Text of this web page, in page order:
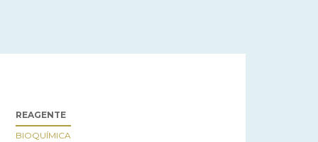
REAGENTE
BIOQUÍMICA